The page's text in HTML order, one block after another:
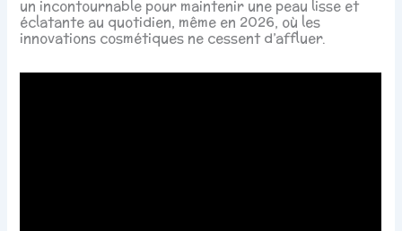
un incontournable pour maintenir une peau lisse et
éclatante au quotidien, même en 2026, où les
innovations cosmétiques ne cessent d’affluer.